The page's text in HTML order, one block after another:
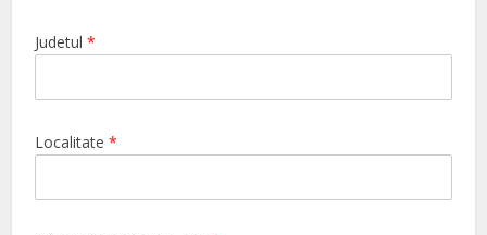
Judetul*
Localitate*